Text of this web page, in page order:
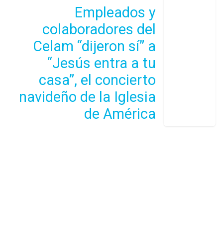
Empleados y
colaboradores del
Celam “dijeron sí” a
“Jesús entra a tu
casa”, el concierto
navideño de la Iglesia
de América